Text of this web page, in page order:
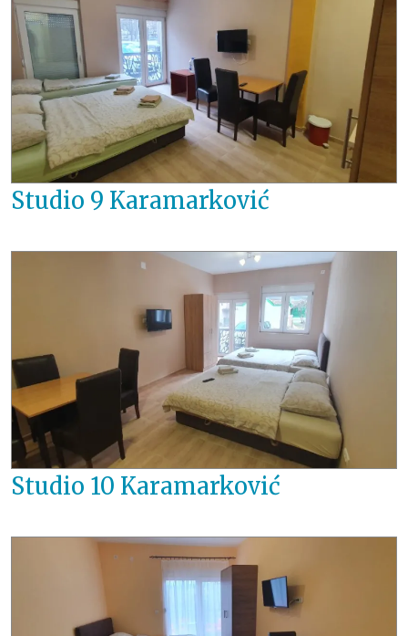
Studio 9 Karamarković
Studio 10 Karamarković